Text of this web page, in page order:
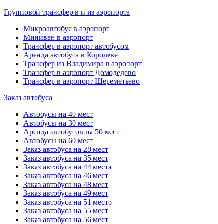
Групповой трансфер в и из аэропорта
Микроавтобус в аэропорт
Минивэн в аэропорт
Трансфер в аэропорт автобусом
Аренда автобуса в Королеве
Трансфер из Владимира в аэропорт
Трансфер в аэропорт Домодедово
Трансфер в аэропорт Шереметьево
Заказ автобуса
Автобусы на 40 мест
Автобусы на 30 мест
Аренда автобусов на 50 мест
Автобусы на 60 мест
Заказ автобуса на 28 мест
Заказ автобуса на 35 мест
Заказ автобуса на 44 места
Заказ автобуса на 46 мест
Заказ автобуса на 48 мест
Заказ автобуса на 49 мест
Заказ автобуса на 51 место
Заказ автобуса на 55 мест
Заказ автобуса на 56 мест